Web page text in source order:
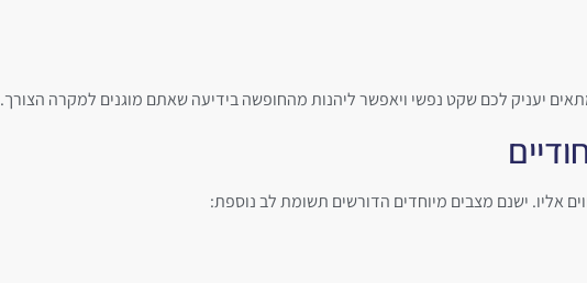
יעניק לכם שקט נפשי ויאפשר ליהנות מהחופשה בידיעה שאתם מוגנים למקרה הצורך.
אליו. ישנם מצבים מיוחדים הדורשים תשומת לב נוספת: